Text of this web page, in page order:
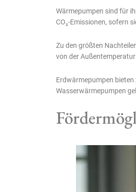
Wärmepumpen sind für
CO₂-Emissionen, sofern
Zu den größten
von der
Erdwärmepumpen
Wasserwärmepumpen